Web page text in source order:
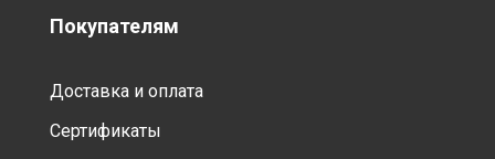
Покупателям
Доставка и оплата
Сертификаты